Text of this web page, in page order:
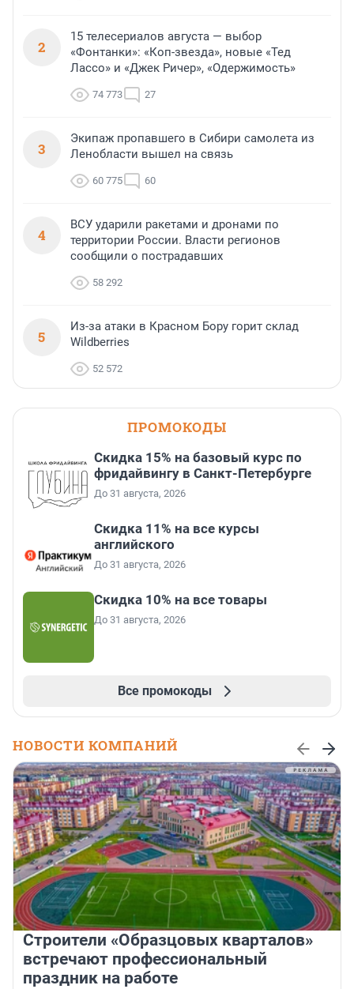
2
15 телесериалов августа — выбор
«Фонтанки»: «Коп-звезда», новые «Тед
Лассо» и «Джек Ричер», «Одержимость»
74 773 27
3
Экипаж пропавшего в Сибири самолета из
Ленобласти вышел на связь
60 775 60
4
ВСУ ударили ракетами и дронами по
территории России. Власти регионов
сообщили о пострадавших
58 292
5
Из-за атаки в Красном Бору горит склад
Wildberries
52 572
ПРОМОКОДЫ
Скидка 15% на базовый курс по
фридайвингу в Санкт-Петербурге
До 31 августа, 2026
Скидка 11% на все курсы
английского
До 31 августа, 2026
Скидка 10% на все товары
До 31 августа, 2026
Все промокоды
НОВОСТИ КОМПАНИЙ
Строители «Образцовых кварталов»
встречают профессиональный
праздник на работе